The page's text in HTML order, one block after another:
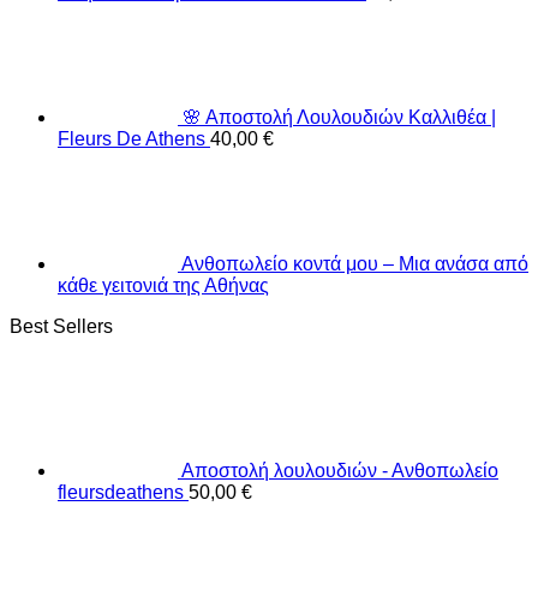
🌸 Αποστολή Λουλουδιών Καλλιθέα |
Fleurs De Athens 40,00 €
Ανθοπωλείο κοντά μου – Μια ανάσα από
κάθε γειτονιά της Αθήνας
Best Sellers
Αποστολή λουλουδιών - Ανθοπωλείο
fleursdeathens 50,00 €